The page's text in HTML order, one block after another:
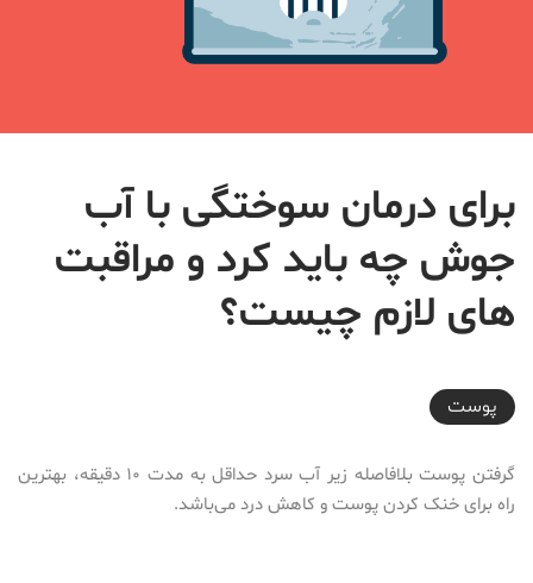
برای درمان سوختگی با آب
جوش چه باید کرد و مراقبت
های لازم چیست؟
2022-07-06T19:42:53+04:30
پوست
گرفتن پوست بلافاصله زیر آب سرد حداقل به مدت ۱۰ دقیقه، بهترین
راه برای خنک کردن پوست و کاهش درد می‌باشد.